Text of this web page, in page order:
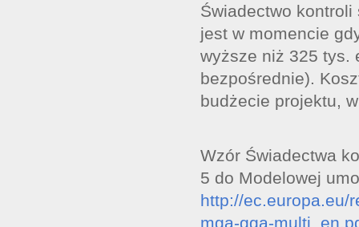
Świadectwo
jest w momencie
wyższe niż 325 tys.
bezpośrednie).
budżecie projektu,
Wzór Świadectwa
5 do Modelowej
http://ec.europa.eu/
mga-gga-